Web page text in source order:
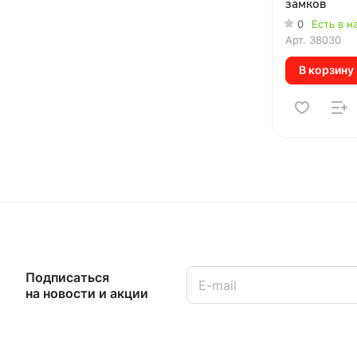
замков
0
Есть в
Арт. 38030
В корзину
Подписаться
на новости и акции